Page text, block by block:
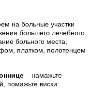
на больные участки
большего лечебного
больного места,
платком, полотенцем
– намажьте
помажьте виски.